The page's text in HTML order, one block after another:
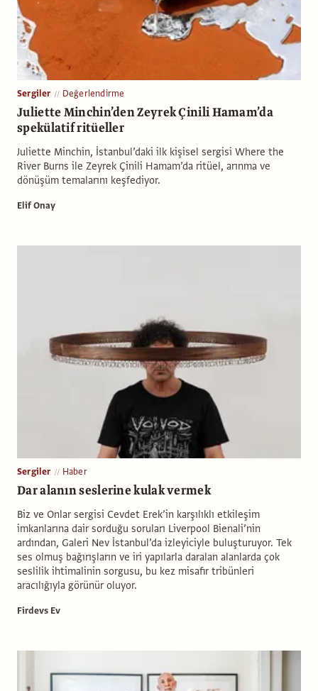
Sergiler Değerlendirme
Juliette Minchin’den Zeyrek Çinili Hamam’da
spekülatif ritüeller
Juliette Minchin, İstanbul’daki ilk kişisel sergisi Where the
River Burns ile Zeyrek Çinili Hamam’da ritüel, arınma ve
dönüşüm temalarını keşfediyor.
Elif Onay
Sergiler Haber
Dar alanın seslerine kulak vermek
Biz ve Onlar sergisi Cevdet Erek’in karşılıklı etkileşim
imkanlarına dair sorduğu soruları Liverpool Bienali’nin
ardından, Galeri Nev İstanbul’da izleyiciyle buluşturuyor. Tek
ses olmuş bağırışların ve iri yapılarla daralan alanlarda çok
seslilik ihtimalinin sorgusu, bu kez misafir tribünleri
aracılığıyla görünür oluyor.
Firdevs Ev